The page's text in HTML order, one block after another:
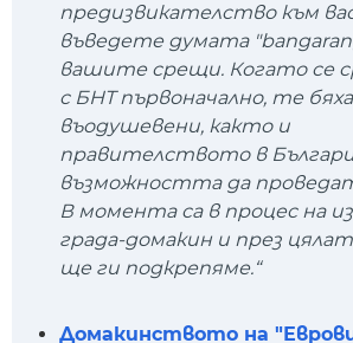
предизвикателство към
въведете думата
вашите срещи. Когато се
с БНТ първоначално, те
въодушевени, както и
правителството в
възможността да
В момента са в процес на
града-домакин и през
ще ги подкрепяме.“
Домакинството на